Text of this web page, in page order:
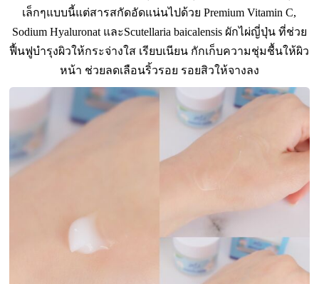
เล็กๆแบบนี้แต่สารสกัดอัดแน่นไปด้วย Premium Vitamin C,
Sodium Hyaluronat และScutellaria baicalensis ผักไผ่ญี่ปุ่น ที่ช่วย
ฟื้นฟูบำรุงผิวให้กระจ่างใส เรียบเนียน กักเก็บความชุ่มชื้นให้ผิว
หน้า ช่วยลดเลือนริ้วรอย รอยสิวให้จางลง